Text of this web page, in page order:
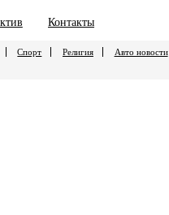
Контакты
Спорт Религия
Авто новости